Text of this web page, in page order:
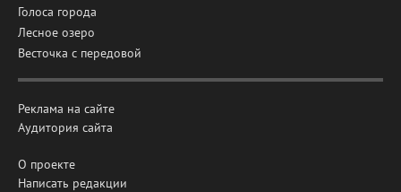
Голоса города
Лесное озеро
Весточка с передовой
Реклама на сайте
Аудитория сайта
О проекте
Написать редакции